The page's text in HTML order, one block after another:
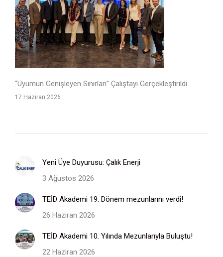
“Uyumun Genişleyen Sınırları” Çalıştayı Gerçekleştirildi
17 Haziran 2026
Yeni Üye Duyurusu: Çalık Enerji
3 Ağustos 2026
TEİD Akademi 19. Dönem mezunlarını verdi!
26 Haziran 2026
TEİD Akademi 10. Yılında Mezunlarıyla Buluştu!
22 Haziran 2026